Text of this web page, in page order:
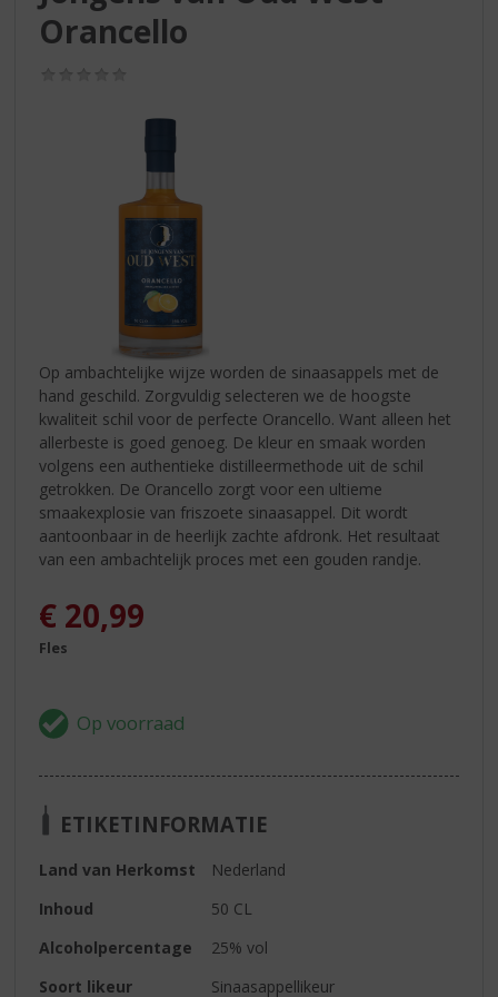
Orancello
Op ambachtelijke wijze worden de sinaasappels met de
hand geschild. Zorgvuldig selecteren we de hoogste
kwaliteit schil voor de perfecte Orancello. Want alleen het
allerbeste is goed genoeg. De kleur en smaak worden
volgens een authentieke distilleermethode uit de schil
getrokken. De Orancello zorgt voor een ultieme
smaakexplosie van friszoete sinaasappel. Dit wordt
aantoonbaar in de heerlijk zachte afdronk. Het resultaat
van een ambachtelijk proces met een gouden randje.
€ 20,99
Fles
ETIKETINFORMATIE
Land van Herkomst
Nederland
Inhoud
50 CL
Alcoholpercentage
25% vol
Soort likeur
Sinaasappellikeur